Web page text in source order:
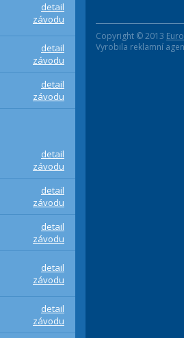
detail
závodu
detail
závodu
detail
závodu
detail
závodu
detail
závodu
detail
závodu
detail
závodu
detail
závodu
Copyright © 2013
Vyrobila reklamní